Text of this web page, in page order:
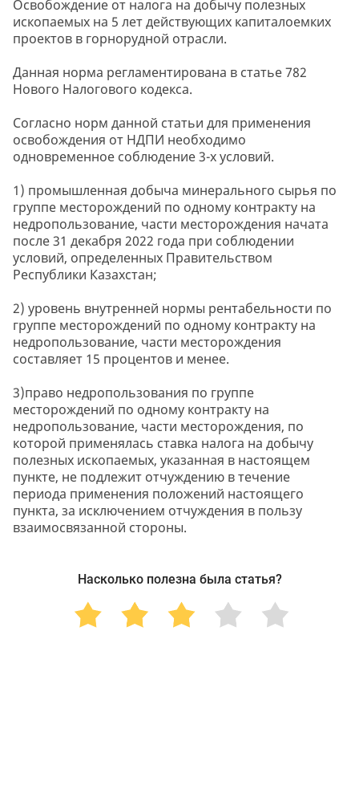
Освобождение от налога на добычу полезных
ископаемых на 5 лет действующих капиталоемких
проектов в горнорудной отрасли.
Данная норма регламентирована в статье 782
Нового Налогового кодекса.
Согласно норм данной статьи для применения
освобождения от НДПИ необходимо
одновременное соблюдение 3-х условий.
1) промышленная добыча минерального сырья по
группе месторождений по одному контракту на
недропользование, части месторождения начата
после 31 декабря 2022 года при соблюдении
условий, определенных Правительством
Республики Казахстан;
2) уровень внутренней нормы рентабельности по
группе месторождений по одному контракту на
недропользование, части месторождения
составляет 15 процентов и менее.
3)право недропользования по группе
месторождений по одному контракту на
недропользование, части месторождения, по
которой применялась ставка налога на добычу
полезных ископаемых, указанная в настоящем
пункте, не подлежит отчуждению в течение
периода применения положений настоящего
пункта, за исключением отчуждения в пользу
взаимосвязанной стороны.
Насколько полезна была статья?